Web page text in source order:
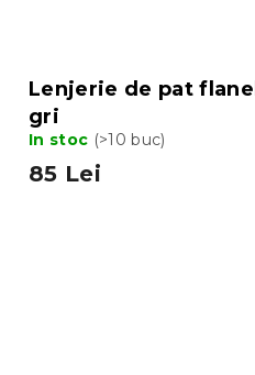
Lenjerie de pat
gri
In stoc (>10 buc)
85 Lei